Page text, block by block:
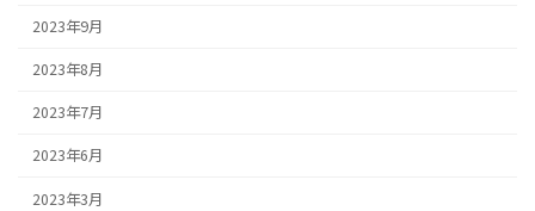
2023年9月
2023年8月
2023年7月
2023年6月
2023年3月